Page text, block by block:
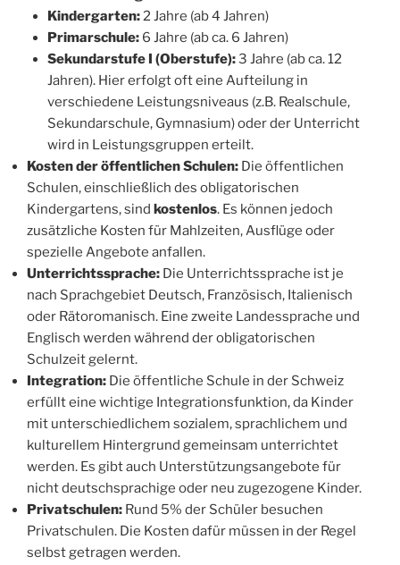
Kindergarten:2 Jahre (ab 4 Jahren)
Primarschule:6 Jahre (ab ca. 6 Jahren)
Sekundarstufe I (Oberstufe):3 Jahre (ab ca. 12
Jahren). Hier erfolgt oft eine Aufteilung in
verschiedene Leistungsniveaus (z.B. Realschule,
Sekundarschule, Gymnasium) oder der Unterricht
wird in Leistungsgruppen erteilt.
Kosten der öffentlichen Schulen: Die öffentlichen
Schulen, einschließlich des obligatorischen
Kindergartens, sind kostenlos. Es können jedoch
zusätzliche Kosten für Mahlzeiten, Ausflüge oder
spezielle Angebote anfallen.
Unterrichtssprache: Die Unterrichtssprache ist je
nach Sprachgebiet Deutsch, Französisch, Italienisch
oder Rätoromanisch. Eine zweite Landessprache und
Englisch werden während der obligatorischen
Schulzeit gelernt.
Integration: Die öffentliche Schule in der Schweiz
erfüllt eine wichtige Integrationsfunktion, da Kinder
mit unterschiedlichem sozialem, sprachlichem und
kulturellem Hintergrund gemeinsam unterrichtet
werden. Es gibt auch Unterstützungsangebote für
nicht deutschsprachige oder neu zugezogene Kinder.
Privatschulen: Rund 5% der Schüler besuchen
Privatschulen. Die Kosten dafür müssen in der Regel
selbst getragen werden.